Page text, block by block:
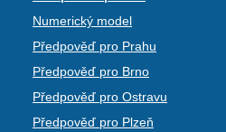
Numerický model
Předpověď pro Prahu
Předpověď pro Brno
Předpověď pro Ostravu
Předpověď pro Plzeň